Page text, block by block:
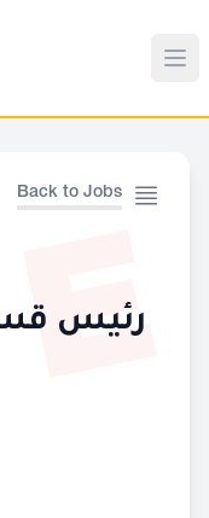
Back to Jobs
رئيس